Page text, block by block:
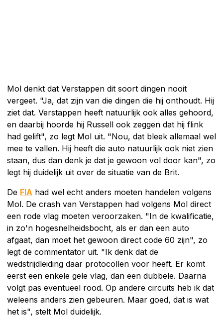
Mol denkt dat Verstappen dit soort dingen nooit
vergeet. "Ja, dat zijn van die dingen die hij onthoudt. Hij
ziet dat. Verstappen heeft natuurlijk ook alles gehoord,
en daarbij hoorde hij Russell ook zeggen dat hij flink
had gelift", zo legt Mol uit. "Nou, dat bleek allemaal wel
mee te vallen. Hij heeft die auto natuurlijk ook niet zien
staan, dus dan denk je dat je gewoon vol door kan", zo
legt hij duidelijk uit over de situatie van de Brit.
De FIA had wel echt anders moeten handelen volgens
Mol. De crash van Verstappen had volgens Mol direct
een rode vlag moeten veroorzaken. "In de kwalificatie,
in zo'n hogesnelheidsbocht, als er dan een auto
afgaat, dan moet het gewoon direct code 60 zijn", zo
legt de commentator uit. "Ik denk dat de
wedstrijdleiding daar protocollen voor heeft. Er komt
eerst een enkele gele vlag, dan een dubbele. Daarna
volgt pas eventueel rood. Op andere circuits heb ik dat
weleens anders zien gebeuren. Maar goed, dat is wat
het is", stelt Mol duidelijk.